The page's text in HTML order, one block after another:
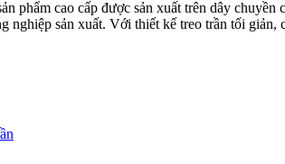
phẩm cao cấp được sản xuất trên dây
nghiệp sản xuất. Với thiết kế treo trần tối